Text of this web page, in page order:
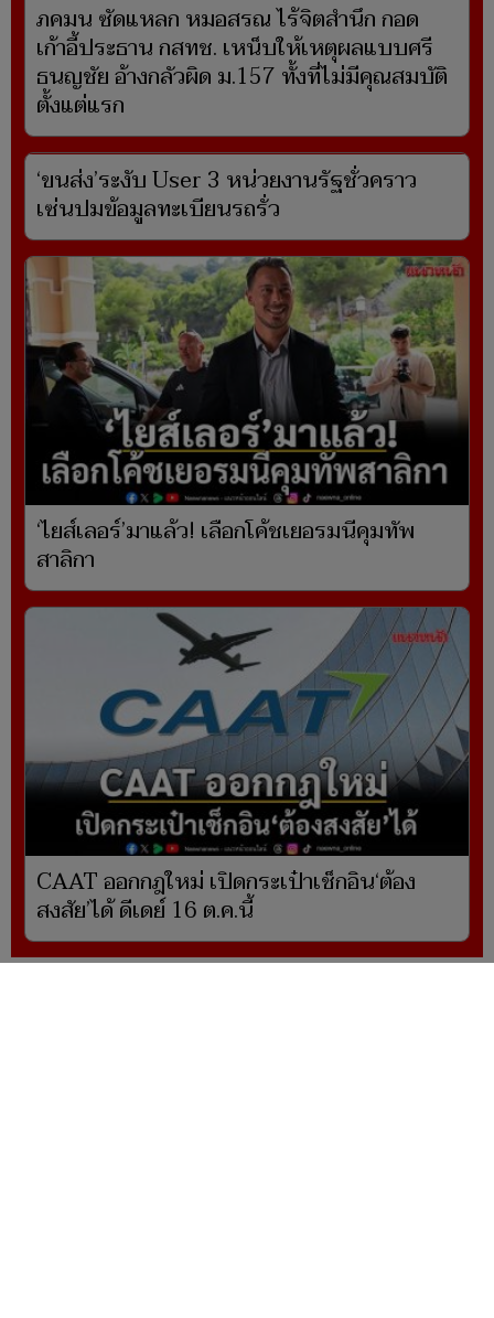
ภคมน ซัดแหลก หมอสรณ ไร้จิตสำนึก กอด
เก้าอี้ประธาน กสทช. เหน็บให้เหตุผลแบบศรี
ธนญชัย อ้างกลัวผิด ม.157 ทั้งที่ไม่มีคุณสมบัติ
ตั้งแต่แรก
‘ขนส่ง’ระงับ User 3 หน่วยงานรัฐชั่วคราว
เซ่นปมข้อมูลทะเบียนรถรั่ว
‘ไยส์เลอร์’มาแล้ว! เลือกโค้ชเยอรมนีคุมทัพ
สาลิกา
CAAT ออกกฎใหม่ เปิดกระเป๋าเช็กอิน‘ต้อง
สงสัย’ได้ ดีเดย์ 16 ต.ค.นี้